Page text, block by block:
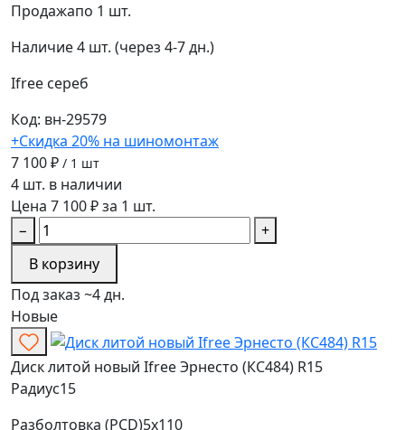
Продажапо 1 шт.
Наличие4 шт. (через 4-7 дн.)
Ifree сереб
Код: вн-29579
+Скидка 20% на шиномонтаж
7 100 ₽ / 1 шт
4 шт. в наличии
Цена 7 100 ₽ за 1 шт.
−
+
В корзину
Под заказ ~4 дн.
Новые
Диск литой новый Ifree Эрнесто (КС484) R15
Радиус15
Разболтовка (PCD)5x110